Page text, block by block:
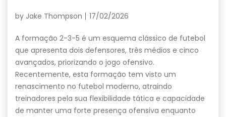
by Jake Thompson 17/02/2026
A formação 2-3-5 é um esquema clássico de futebol
que apresenta dois defensores, três médios e cinco
avançados, priorizando o jogo ofensivo.
Recentemente, esta formação tem visto um
renascimento no futebol moderno, atraindo
treinadores pela sua flexibilidade tática e capacidade
de manter uma forte presença ofensiva enquanto